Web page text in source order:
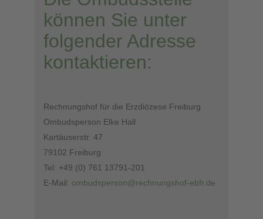
können Sie unter
folgender Adresse
kontaktieren:
Rechnungshof für die Erzdiözese Freiburg
Ombudsperson Elke Hall
Kartäuserstr. 47
79102 Freiburg
Tel: +49 (0) 761 13791-201
E-Mail: ombudsperson@rechnungshof-ebfr.de